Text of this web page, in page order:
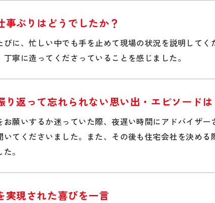
事ぶりはどうでしたか？
に、忙しい中でも手を止めて現場の状況を説明して
寧に造ってくださっていることを感じました。
り返って忘れられない思い出・エピソードは
お願いするか迷っていた際、夜遅い時間にアドバイザ
いてくださいました。また、その後も住宅会社を決め
。
実現された喜びを一言